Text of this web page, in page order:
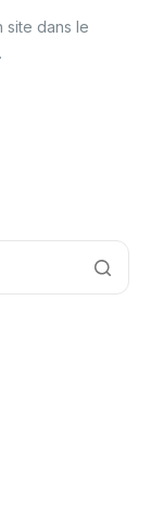
site dans le